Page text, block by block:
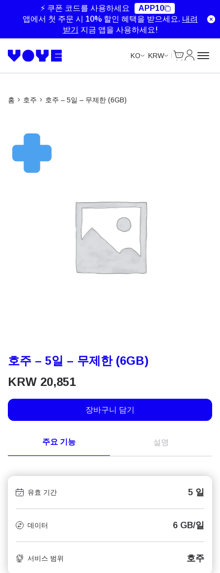
⚡ 쿠폰 코드를 사용하세요
APP10
앱에서 첫 주문 시 10% 할인 혜택을 받으세요. 내려
받기
지금 앱을 사용하세요!
KO KRW
홈 호주 호주 – 5일 – 무제한 (6GB)
호주 – 5일 – 무제한 (6GB)
KRW 20,851
장바구니 담기
주요 기능 설명
유효 기간 5 일
데이터 6 GB/일
서비스 범위 호주
Unlimited Data
Unlimited Data
Unlimited Data
Unlimited Data